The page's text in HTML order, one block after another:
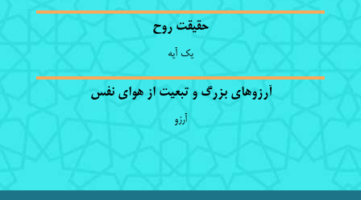
حقیقت روح
یک آیه
آرزوهای بزرگ و تبعیت از هوای نفس
آرزو